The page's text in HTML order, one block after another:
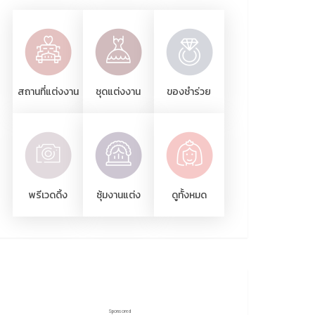
สถานที่แต่งงาน ชุดแต่งงาน ของชำร่วย
พรีเวดดิ้ง ซุ้มงานแต่ง ดูทั้งหมด
Sponsored